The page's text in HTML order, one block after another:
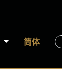
简体